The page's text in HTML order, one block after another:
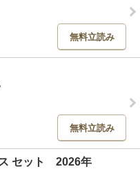
無料立読み
無料立読み
セット 2026年